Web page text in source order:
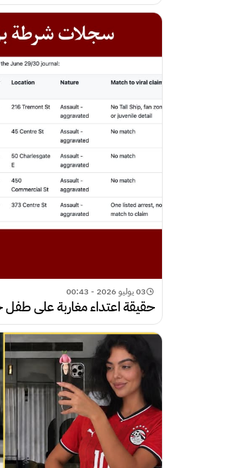
03 يوليو 2026 - 00:43
حقيقة اعتداء مغاربة على طفل